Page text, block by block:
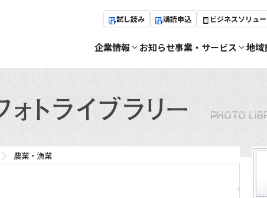
試し読み 購読申込 ビジネスソリュ
企業情報 お知らせ事業・サービス 地域
農業・漁業